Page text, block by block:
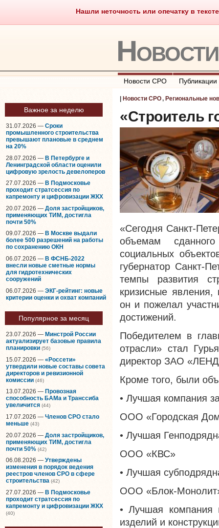
Нашли неточность или опечатку в
Саморегулирование Что
Новости СРО Публикации
Важное за неделю
31.07.2026 — Сроки
промышленного строительства
превышают плановые в среднем
на 20%
28.07.2026 — В Петербурге и
Ленинградской области оценили
цифровую зрелость девелоперов
27.07.2026 — В Подмосковье
проходит стратсессия по
капремонту и цифровизации ЖКХ
20.07.2026 — Доля застройщиков,
применяющих ТИМ, достигла
почти 50%
09.07.2026 — В Москве выдали
более 500 разрешений на работы
по сохранению ОКН
06.07.2026 — В ФСНБ-2022
внесли новые сметные нормы
для гидротехнических
сооружений
06.07.2026 — ЭКГ-рейтинг: новые
критерии оценки и охват компаний
Популярное за месяц
23.07.2026 — Минстрой России
актуализирует базовые правила
планировки (56)
15.07.2026 — «Россети»
утвердили новые составы совета
директоров и ревизионной
комиссии (46)
13.07.2026 — Провозная
способность БАМа и Транссиба
увеличится (44)
17.07.2026 — Членов СРО стало
меньше (43)
20.07.2026 — Доля застройщиков,
применяющих ТИМ, достигла
почти 50% (42)
06.08.2026 — Утверждены
изменения в порядок ведения
реестров членов СРО в сфере
строительства (42)
27.07.2026 — В Подмосковье
проходит стратсессия по
капремонту и цифровизации ЖКХ
(40)
Новости СРО, Региональные
«Строитель
«Сегодня Санкт-
объемам
социальных
губернатор Санкт-
темпы развития
кризисные явления,
он и пожелал
достижений.
Победителем в
отрасли» стал
директор ЗАО
Кроме того, были
• Лучшая компания
ООО «Городская
• Лучшая
ООО «КВС»
• Лучшая
ООО «Блок-
• Лучшая компания
изделий и